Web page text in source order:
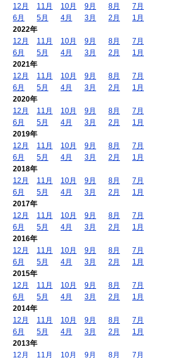
12月
11月 10月 9月 8月
7月
6月
5月 4月 3月 2月
1月
2022年
12月
11月 10月 9月 8月
7月
6月
5月 4月 3月 2月
1月
2021年
12月
11月 10月 9月 8月
7月
6月
5月 4月 3月 2月
1月
2020年
12月
11月 10月 9月 8月
7月
6月
5月 4月 3月 2月
1月
2019年
12月
11月 10月 9月 8月
7月
6月
5月 4月 3月 2月
1月
2018年
12月
11月 10月 9月 8月
7月
6月
5月 4月 3月 2月
1月
2017年
12月
11月 10月 9月 8月
7月
6月
5月 4月 3月 2月
1月
2016年
12月
11月 10月 9月 8月
7月
6月
5月 4月 3月 2月
1月
2015年
12月
11月 10月 9月 8月
7月
6月
5月 4月 3月 2月
1月
2014年
12月
11月 10月 9月 8月
7月
6月
5月 4月 3月 2月
1月
2013年
12月
11月 10月 9月 8月 7月